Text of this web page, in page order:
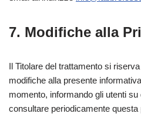
7. Modifiche alla
Il Titolare del trattamento si
modifiche alla presente
momento, informando gli utenti
consultare periodicamente